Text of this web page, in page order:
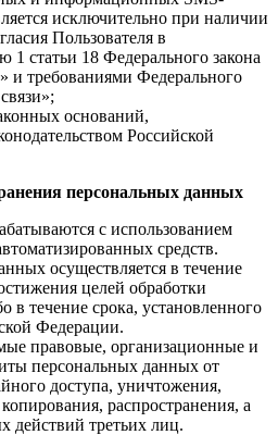
исключительно при наличии
Пользователя в
1 статьи 18 Федерального закона
требованиями Федерального
оснований,
Российской
персональных данных
с использованием
средств.
осуществляется в течение
целей обработки
в течение срока, установленного
Федерации.
правовые, организационные и
персональных данных от
доступа, уничтожения,
распространения, а
действий третьих лиц.